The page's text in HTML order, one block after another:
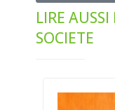
LIRE
SOCIETE